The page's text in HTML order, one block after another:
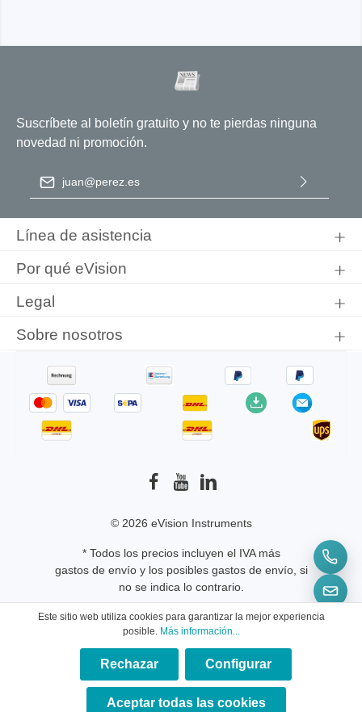
Suscríbete al boletín gratuito y no te pierdas ninguna
novedad ni promoción.
Dirección de correo electrónico
términos y condiciones generales
Línea de asistencia
Por qué eVision
Legal
Sobre nosotros
© 2026 eVision Instruments
* Todos los precios incluyen el IVA más
gastos de envíoy los posibles gastos de envío, si
no se indica lo contrario.
Este sitio web utiliza cookies para garantizar la mejor experiencia
posible. Más información...
Rechazar Configurar
Aceptar todas las cookies